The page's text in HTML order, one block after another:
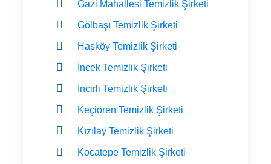
Gazi Mahallesi Temizlik Şirketi
Gölbaşı Temizlik Şirketi
Hasköy Temizlik Şirketi
İncek Temizlik Şirketi
İncirli Temizlik Şirketi
Keçiören Temizlik Şirketi
Kızılay Temizlik Şirketi
Kocatepe Temizlik Şirketi